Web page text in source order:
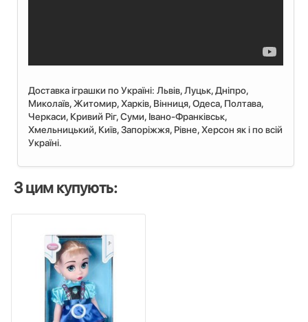
Доставка іграшки по Україні: Львiв, Луцьк, Дніпро,
Миколаїв, Житомир, Харків, Вінниця, Одеса, Полтава,
Черкаси, Кривий Ріг, Суми, Івано-Франківськ,
Хмельницький, Київ, Запоріжжя, Рівне, Херсон як і по всій
Україні.
З цим купують: